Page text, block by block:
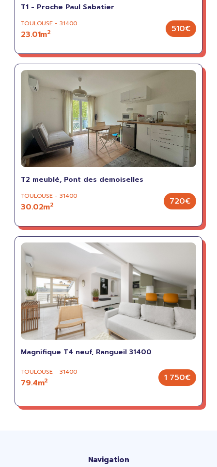
T1 - Proche Paul Sabatier
TOULOUSE - 31400
23.01m2 510€
T2 meublé, Pont des demoiselles
TOULOUSE - 31400
30.02m2 720€
Magnifique T4 neuf, Rangueil 31400
TOULOUSE - 31400
79.4m2 1 750€
Navigation